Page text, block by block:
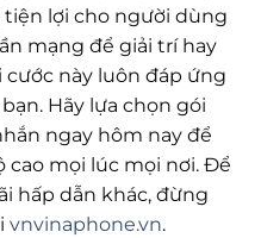
lợi cho người dùng
mạng để giải trí hay
cước này luôn đáp ứng
Hãy lựa chọn gói
ngay hôm nay để
mọi lúc mọi nơi. Để
hấp dẫn khác, đừng
vnvinaphone.vn.